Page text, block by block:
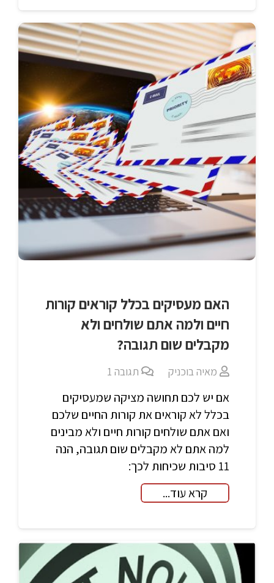
האם מעסיקים בכלל קוראים קורות
חיים ולמה אתם שולחים ולא
מקבלים שום תגובה?
מאיה בוכניק תגובה1
אם יש לכם תחושה מציקה שמעסיקים
בכלל לא קוראים את קורות החיים שלכם
ואם אתם שולחים קורות חיים ולא מבינים
למה אתם לא מקבלים שום תגובה, הנה
11 סיבות שכיחות לכך:
קרא עוד...